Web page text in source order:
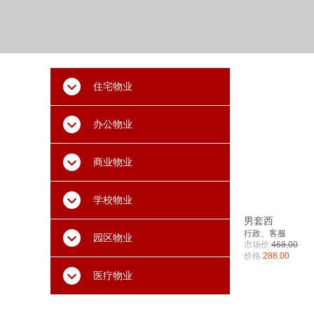
男套西
行政、客服
市场价:468.00
价格:288.00
住宅物业
办公物业
商业物业
学校物业
园区物业
医疗物业